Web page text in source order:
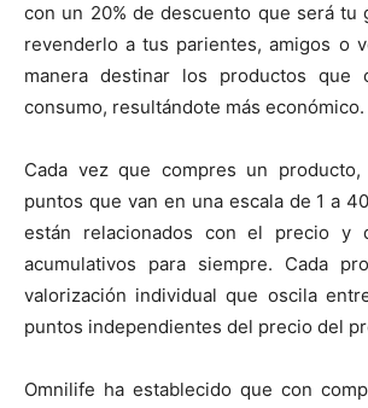
con un 20% de descuento que será tu
revenderlo a tus parientes, amigos o
manera destinar los productos que
consumo, resultándote más económico.
Cada vez que compres un producto,
puntos que van en una escala de 1 a
están relacionados con el precio y
acumulativos para siempre. Cada
valorización individual que oscila
puntos independientes del precio del
Omnilife ha establecido que con